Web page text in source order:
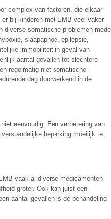
complex van factoren, die elkaar
bij kinderen met EMB veel vaker
diverse somatische problemen mede
slaapapnoe, epilepsie,
immobiliteit in geval van
aantal gevallen tot slechtere
regelmatig niet-somatische
dag doorwerkend in de
eenvoudig. Een verbetering van
beperking moeilijk te
vaak al diverse medicamenten
groter. Ook kan juist een
aantal gevallen is de behandeling